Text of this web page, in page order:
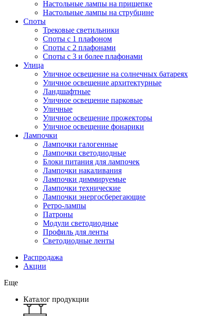
Настольные лампы на прищепке
Настольные лампы на струбцине
Споты
Трековые светильники
Споты с 1 плафоном
Споты с 2 плафонами
Споты с 3 и более плафонами
Улица
Уличное освещение на солнечных батареях
Уличное освещение архитектурные
Ландшафтные
Уличное освещение парковые
Уличные
Уличное освещение прожекторы
Уличное освещение фонарики
Лампочки
Лампочки галогенные
Лампочки светодиодные
Блоки питания для лампочек
Лампочки накаливания
Лампочки диммируемые
Лампочки технические
Лампочки энергосберегающие
Ретро-лампы
Патроны
Модули светодиодные
Профиль для ленты
Светодиодные ленты
Распродажа
Акции
Еще
Каталог продукции